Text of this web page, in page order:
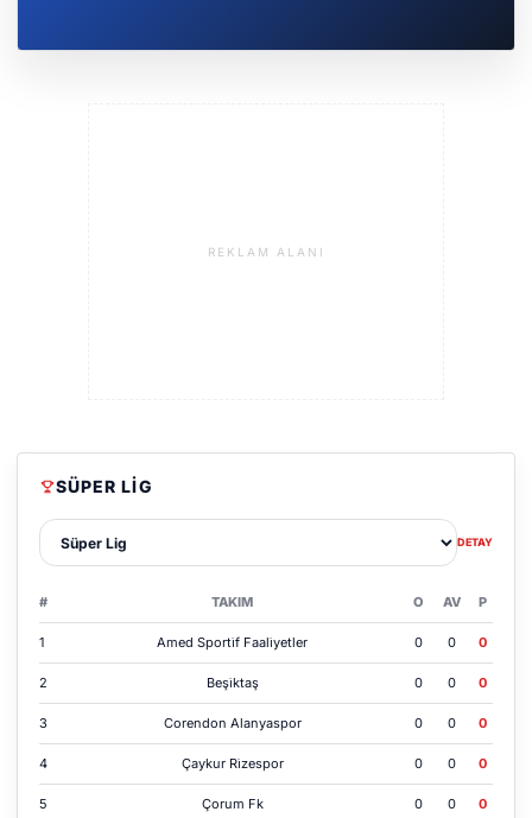
REKLAM ALANI
SÜPER LIG
Lig sec DETAY
# TAKIM O AV P
1 Amed Sporti̇f Faali̇yetler 0 0 0
2 Beşi̇ktaş 0 0 0
3 Corendon Alanyaspor 0 0 0
4 Çaykur Ri̇zespor 0 0 0
5 Çorum Fk 0 0 0